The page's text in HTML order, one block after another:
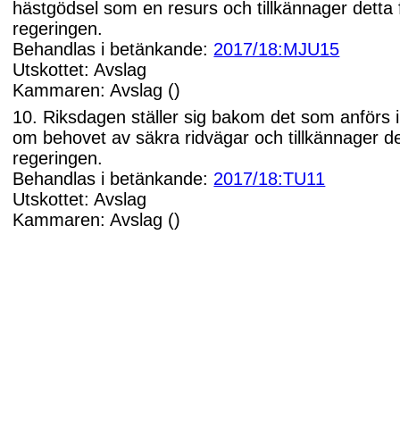
hästgödsel som en resurs och tillkännager detta
regeringen.
Behandlas i betänkande: 2017/18:MJU15
Utskottet: Avslag
Kammaren: Avslag ()
10. Riksdagen ställer sig bakom det som anförs
om behovet av säkra ridvägar och tillkännager
regeringen.
Behandlas i betänkande: 2017/18:TU11
Utskottet: Avslag
Kammaren: Avslag ()